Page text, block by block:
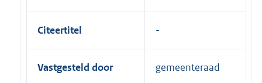
Citeertitel
Vastgesteld door gemeenteraad